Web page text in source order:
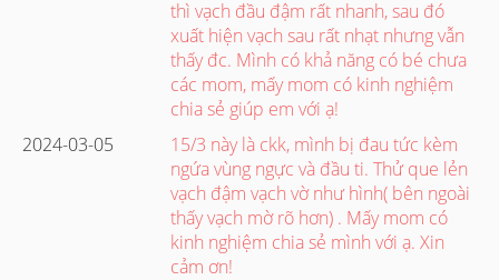
thì vạch đầu đậm rất nhanh, sau đó
xuất hiện vạch sau rất nhạt nhưng vẫn
thấy đc. Mình có khả năng có bé chưa
các mom, mấy mom có kinh nghiệm
chia sẻ giúp em với ạ!
2024-03-05
15/3 này là ckk, mình bị đau tức kèm
ngứa vùng ngực và đầu ti. Thử que lẻn
vạch đậm vạch vờ như hình( bên ngoài
thấy vạch mờ rõ hơn) . Mấy mom có
kinh nghiệm chia sẻ mình với ạ. Xin
cảm ơn!